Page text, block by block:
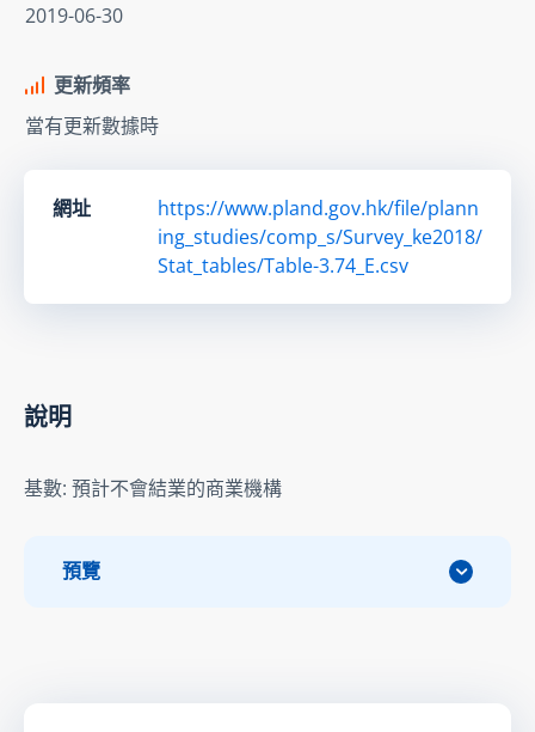
2019-06-30
更新頻率
當有更新數據時
網址
https://www.pland.gov.hk/file/plann
ing_studies/comp_s/Survey_ke2018/
Stat_tables/Table-3.74_E.csv
說明
基數: 預計不會結業的商業機構
預覽